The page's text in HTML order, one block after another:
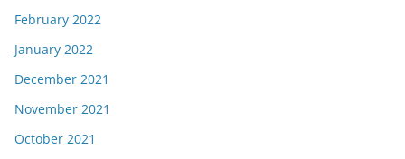
February 2022
January 2022
December 2021
November 2021
October 2021